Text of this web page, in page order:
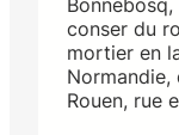
conser du
mortier en
Normandie,
Rouen, rue